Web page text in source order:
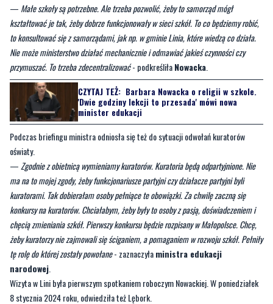
Nie może ministerstwo działać mechanicznie i odmawiać jakieś czynności czy
przymuszać. To trzeba zdecentralizować- podkreśliłaNowacka.
CZYTAJ TEŻ:
Barbara Nowacka o religii w szkole.
'Dwie godziny lekcji to przesada' mówi nowa
minister edukacji
Podczas briefingu ministra odniosła się też do sytuacji odwołań kuratorów
oświaty.
—Zgodnie z obietnicą wymieniamy kuratorów. Kuratoria będą odpartyjnione. Nie
ma na to mojej zgody, żeby funkcjonariusze partyjni czy działacze partyjni byli
kuratorami. Tak dobierałam osoby pełniące te obowiązki. Za chwilę zaczną się
konkursy na kuratorów. Chciałabym, żeby były to osoby z pasją, doświadczeniem i
chęcią zmieniania szkół. Pierwszy konkursu będzie rozpisany w Małopolsce. Chcę,
żeby kuratorzy nie zajmowali się ściganiem, a pomaganiem w rozwoju szkół. Pełniły
tę rolę do której zostały powołane- zaznaczyłaministra edukacji
narodowej.
Wizyta w Lini była pierwszym spotkaniem roboczym Nowackiej. W poniedziałek
8 stycznia 2024 roku, odwiedziła też Lębork.
[movies]1[/movies]
Byliście świadkami zdarzenia w naszym regionie? Czekamy na
Wasze sygnały i informacje. Można kontaktować się z nami za